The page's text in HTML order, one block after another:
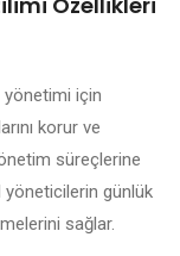
yönetimi için
korur ve
süreçlerine
yöneticilerin günlük
sağlar.